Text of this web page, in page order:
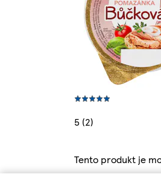
5 (2)
Tento produkt je